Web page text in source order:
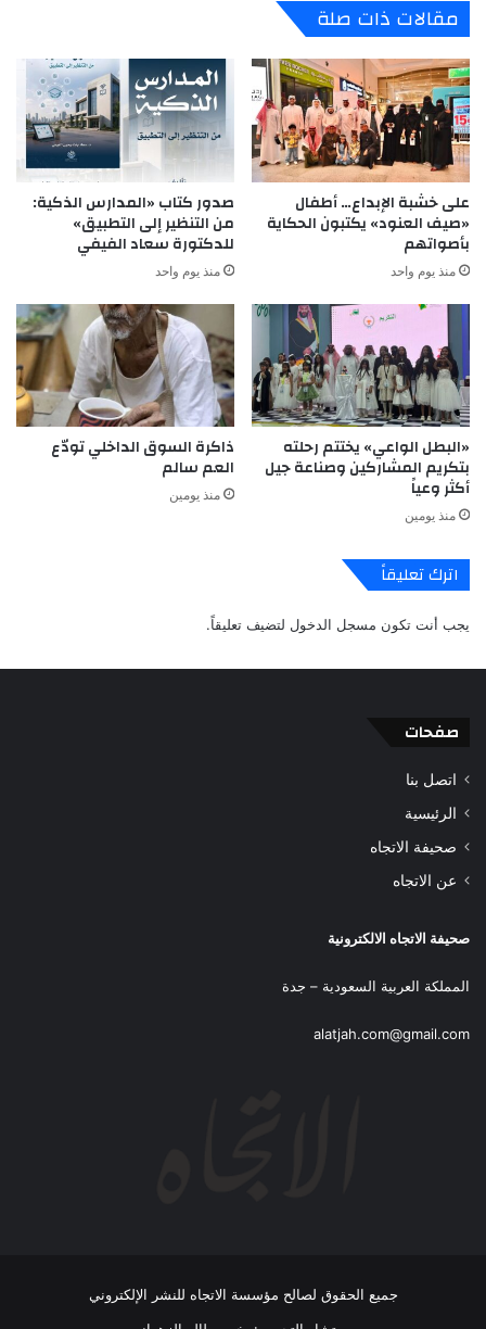
مقالات ذات صلة
على خشبة الإبداع… أطفال
«صيف العنود» يكتبون الحكاية
بأصواتهم
منذ يوم واحد
صدور كتاب «المدارس الذكية:
من التنظير إلى التطبيق»
للدكتورة سعاد الفيفي
منذ يوم واحد
«البطل الواعي» يختتم رحلته
بتكريم المشاركين وصناعة جيل
أكثر وعياً
منذ يومين
ذاكرة السوق الداخلي تودّع
العم سالم
منذ يومين
اترك تعليقاً
يجب أنت تكون مسجل الدخول لتضيف تعليقاً.
صفحات
اتصل بنا
الرئيسية
صحيفة الاتجاه
عن الاتجاه
صحيفة الاتجاه الالكترونية
المملكة العربية السعودية – جدة
alatjah.com@gmail.com
جميع الحقوق لصالح مؤسسة الاتجاه للنشر الإلكتروني